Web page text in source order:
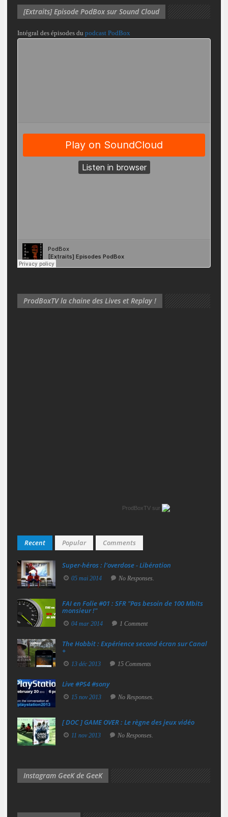
[Extraits] Episode PodBox sur Sound Cloud
Intégral des épisodes du podcast PodBox
ProdBoxTV la chaine des Lives et Replay !
ProdBoxTV sur
Recent Popular Comments
Super‑héros : l’overdose - Libération
05 mai 2014 No Responses.
FAI en Folie #01 : SFR "Pas besoin de 100 Mbits
monsieur !"
04 mar 2014 1 Comment
The Hobbit : Expérience second écran sur Canal
+
13 déc 2013 15 Comments
Live #PS4 #sony
15 nov 2013 No Responses.
[ DOC ] GAME OVER : Le règne des jeux vidéo
11 nov 2013 No Responses.
Instagram GeeK de GeeK